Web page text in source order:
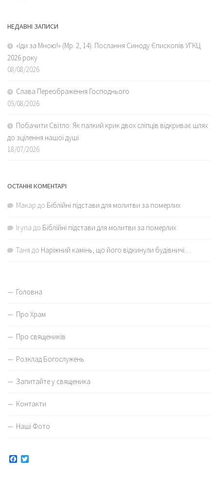
НЕДАВНІ ЗАПИСИ
«Іди за Мною!» (Мр. 2, 14). Послання Синоду Єпископів УГКЦ
2026 року
08/08/2026
Слава Переображення Господнього
05/08/2026
Побачити Світло: Як палкий крик двох сліпців відкриває шлях
до зцілення нашої душі
18/07/2026
ОСТАННІ КОМЕНТАРІ
Макар до Біблійні підстави для молитви за померлих
Iryna до Біблійні підстави для молитви за померлих
Таня до Наріжний камінь, що його відкинули будівничі…
Головна
Про Храм
Про священиків
Розклад Богослужень
Запитайте у священика
Контакти
Наші Фото
Facebook